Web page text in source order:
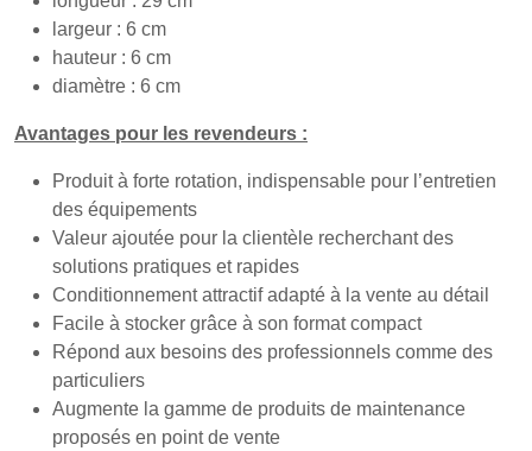
largeur : 6 cm
hauteur : 6 cm
diamètre : 6 cm
Avantages pour les revendeurs :
Produit à forte rotation, indispensable pour l’entretien
des équipements
Valeur ajoutée pour la clientèle recherchant des
solutions pratiques et rapides
Conditionnement attractif adapté à la vente au détail
Facile à stocker grâce à son format compact
Répond aux besoins des professionnels comme des
particuliers
Augmente la gamme de produits de maintenance
proposés en point de vente